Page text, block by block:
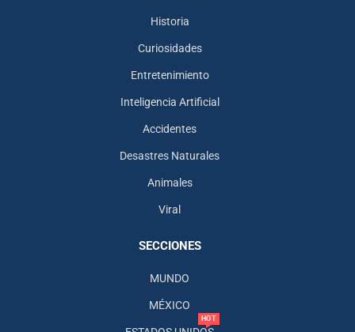
Historia
Curiosidades
Entretenimiento
Inteligencia Artificial
Accidentes
Desastres Naturales
Animales
Viral
SECCIONES
MUNDO
MÉXICO
HOT